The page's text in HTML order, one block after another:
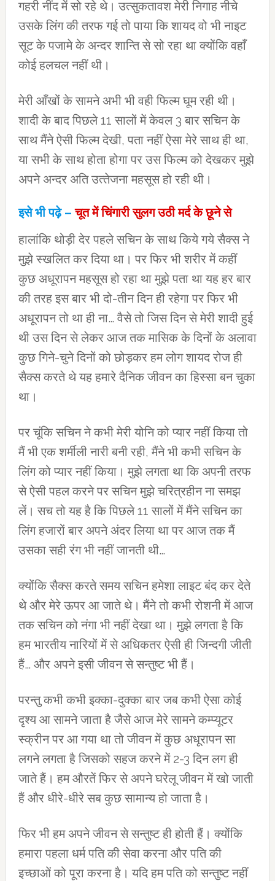
गहरी नींद में सो रहे थे। उत्‍सुकतावश मेरी निगाह नीचे
उसके लिंग की तरफ गई तो पाया कि शायद वो भी नाइट
सूट के पजामे के अन्‍दर शान्‍ति से सो रहा था क्‍योंकि वहाँ
कोई हलचल नहीं थी।
मेरी आँखों के सामने अभी भी वही फिल्‍म घूम रही थी।
शादी के बाद पिछले 11 सालों में केवल 3 बार सचिन के
साथ मैंने ऐसी फिल्‍म देखी, पता नहीं ऐसा मेरे साथ ही था,
या सभी के साथ होता होगा पर उस फिल्‍म को देखकर मुझे
अपने अन्‍दर अति उत्‍तेजना महसूस हो रही थी।
इसे भी पढ़े – चूत में चिंगारी सुलग उठी मर्द के छूने से
हालांकि थोड़ी देर पहले सचिन के साथ किये गये सैक्‍स ने
मुझे स्खलित कर दिया था। पर फिर भी शरीर में कहीं
कुछ अधूरापन महसूस हो रहा था मुझे पता था यह हर बार
की तरह इस बार भी दो-तीन दिन ही रहेगा पर फिर भी
अधूरापन तो था ही ना… वैसे तो जिस दिन से मेरी शादी हुई
थी उस दिन से लेकर आज तक मासिक के दिनों के अलावा
कुछ गिने-चुने दिनों को छोड़कर हम लोग शायद रोज ही
सैक्‍स करते थे यह हमारे दैनिक जीवन का हिस्‍सा बन चुका
था।
पर चूंकि सचिन ने कभी मेरी योनि को प्‍यार नहीं किया तो
मैं भी एक शर्मीली नारी बनी रही, मैंने भी कभी सचिन के
लिंग को प्‍यार नहीं किया। मुझे लगता था कि अपनी तरफ
से ऐसी पहल करने पर सचिन मुझे चरित्रहीन ना समझ
लें। सच तो यह है कि पिछले 11 सालों में मैंने सचिन का
लिंग हजारों बार अपने अंदर लिया था पर आज तक मैं
उसका सही रंग भी नहीं जानती थी…
क्‍योंकि सैक्‍स करते समय सचिन हमेशा लाइट बंद कर देते
थे और मेरे ऊपर आ जाते थे। मैंने तो कभी रोशनी में आज
तक सचिन को नंगा भी नहीं देखा था। मुझे लगता है कि
हम भारतीय नारियों में से अधिकतर ऐसी ही जिन्‍दगी जीती
हैं… और अपने इसी जीवन से सन्‍तुष्‍ट भी हैं।
परन्‍तु कभी कभी इक्‍का-दुक्‍का बार जब कभी ऐसा कोई
दृश्‍य आ सामने जाता है जैसे आज मेरे सामने कम्‍प्‍यूटर
स्‍क्रीन पर आ गया था तो जीवन में कुछ अधूरापन सा
लगने लगता है जिसको सहज करने में 2-3 दिन लग ही
जाते हैं। हम औरतें फिर से अपने घरेलू जीवन में खो जाती
हैं और धीरे-धीरे सब कुछ सामान्‍य हो जाता है।
फिर भी हम अपने जीवन से सन्‍तुष्‍ट ही होती हैं। क्‍योंकि
हमारा पहला धर्म पति की सेवा करना और पति की
इच्‍छाओं को पूरा करना है। यदि हम पति को सन्‍तुष्‍ट नहीं